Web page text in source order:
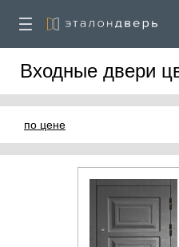
Входные двери
по цене